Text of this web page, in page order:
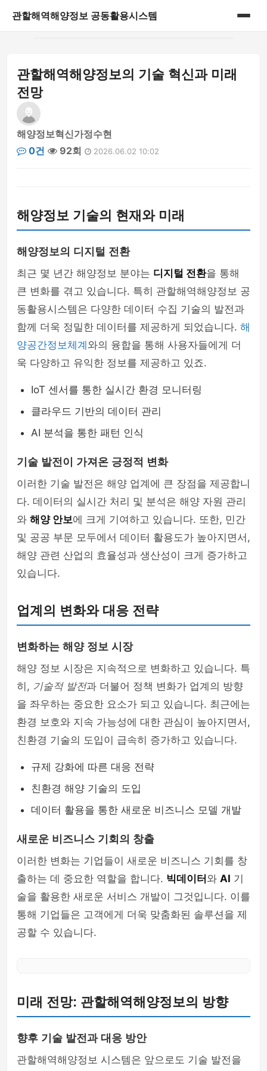
관할해역해양정보 공동활용시스템
게시판
관할해역해양정보의 기술 혁신과 미래
전망
해양정보혁신가정수현
0건
92회 2026.06.02 10:02
해양정보 기술의 현재와 미래
해양정보의 디지털 전환
최근 몇 년간 해양정보 분야는 디지털 전환을 통해
큰 변화를 겪고 있습니다. 특히 관할해역해양정보 공
동활용시스템은 다양한 데이터 수집 기술의 발전과
함께 더욱 정밀한 데이터를 제공하게 되었습니다. 해
양공간정보체계 와의 융합을 통해 사용자들에게 더
욱 다양하고 유익한 정보를 제공하고 있죠.
IoT 센서를 통한 실시간 환경 모니터링
클라우드 기반의 데이터 관리
AI 분석을 통한 패턴 인식
기술 발전이 가져온 긍정적 변화
이러한 기술 발전은 해양 업계에 큰 장점을 제공합니
다. 데이터의 실시간 처리 및 분석은 해양 자원 관리
와 해양 안보에 크게 기여하고 있습니다. 또한, 민간
및 공공 부문 모두에서 데이터 활용도가 높아지면서,
해양 관련 산업의 효율성과 생산성이 크게 증가하고
있습니다.
업계의 변화와 대응 전략
변화하는 해양 정보 시장
해양 정보 시장은 지속적으로 변화하고 있습니다. 특
히, 기술적 발전과 더불어 정책 변화가 업계의 방향
을 좌우하는 중요한 요소가 되고 있습니다. 최근에는
환경 보호와 지속 가능성에 대한 관심이 높아지면서,
친환경 기술의 도입이 급속히 증가하고 있습니다.
규제 강화에 따른 대응 전략
친환경 해양 기술의 도입
데이터 활용을 통한 새로운 비즈니스 모델 개발
새로운 비즈니스 기회의 창출
이러한 변화는 기업들이 새로운 비즈니스 기회를 창
출하는 데 중요한 역할을 합니다. 빅데이터 와 AI 기
술을 활용한 새로운 서비스 개발이 그것입니다. 이를
통해 기업들은 고객에게 더욱 맞춤화된 솔루션을 제
공할 수 있습니다.
미래 전망: 관할해역해양정보의 방향
향후 기술 발전과 대응 방안
관할해역해양정보 시스템은 앞으로도 기술 발전을